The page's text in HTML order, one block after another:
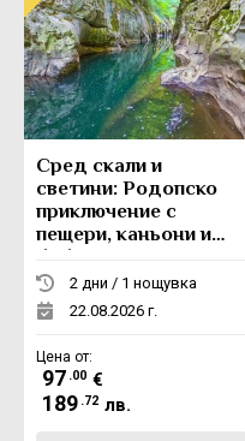
Сред скали и
светини: Родопско
приключение с
пещери, каньони и
боб
2 дни / 1 нощувка
22.08.2026 г.
Цена от:
97 .00 €
189 .72 лв.